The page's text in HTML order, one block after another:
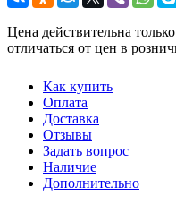
Цена действительна
отличаться от цен в
Как купить
Оплата
Доставка
Отзывы
Задать вопрос
Наличие
Дополнительно